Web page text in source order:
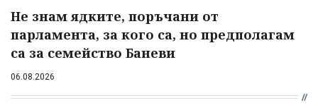
Не знам ядките, поръчани от
парламента, за кого са, но предполагам
са за семейство Баневи
06.08.2026